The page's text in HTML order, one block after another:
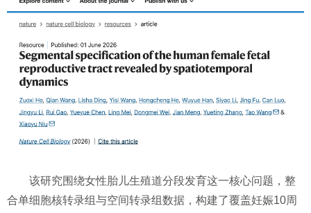
该研究围绕女性胎儿生殖道分段发育这一核心问题，整
合单细胞核转录组与空间转录组数据，构建了覆盖妊娠10周